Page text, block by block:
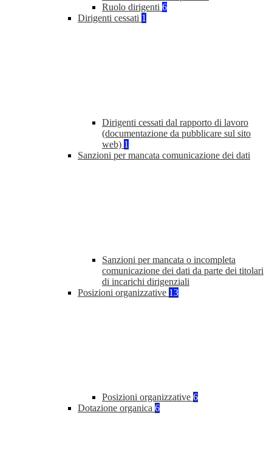
Ruolo dirigenti 6
Dirigenti cessati 1
Dirigenti cessati dal rapporto di lavoro
(documentazione da pubblicare sul sito
web) 1
Sanzioni per mancata comunicazione dei dati
Sanzioni per mancata o incompleta
comunicazione dei dati da parte dei titolari
di incarichi dirigenziali
Posizioni organizzative 13
Posizioni organizzative 6
Dotazione organica 6